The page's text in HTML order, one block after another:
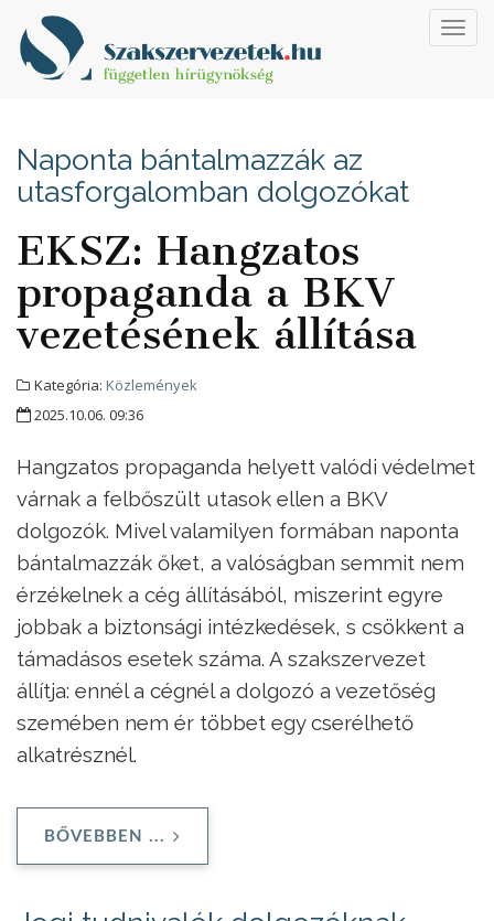
Naponta bántalmazzák az
utasforgalomban dolgozókat
EKSZ: Hangzatos
propaganda a BKV
vezetésének állítása
Kategória: Közlemények
2025.10.06. 09:36
Hangzatos propaganda helyett valódi védelmet
várnak a felbőszült utasok ellen a BKV
dolgozók. Mivel valamilyen formában naponta
bántalmazzák őket, a valóságban semmit nem
érzékelnek a cég állításából, miszerint egyre
jobbak a biztonsági intézkedések, s csökkent a
támadásos esetek száma. A szakszervezet
állítja: ennél a cégnél a dolgozó a vezetőség
szemében nem ér többet egy cserélhető
alkatrésznél.
BŐVEBBEN ...